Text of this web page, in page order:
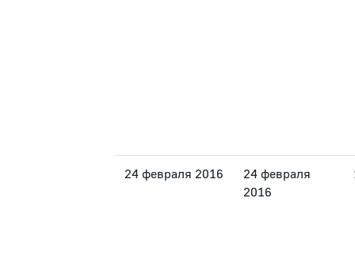
24 февраля 2016
24 февраля
2016